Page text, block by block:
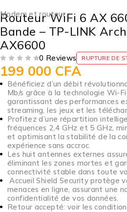
Modem et routeur
Routeur WiFi 6 AX
Bande – TP-LINK
AX6600
0 Reviews RUPTURE DE
199 000 CFA
Bénéficiez d’un débit
Mb/s grâce à la technologie Wi-Fi
garantissant des performances
streaming, les jeux et les
Profitez d’une répartition
fréquences 2,4 GHz et 5 GHz,
et optimisant la stabilité de la
expérience sans accroc.
Les huit antennes externes
éliminant les zones mortes et
connectivité stable dans toute
Accueil Shield Security protège
menaces en ligne, assurant une
confidentialité de vos données.
Retour accepté: voir les